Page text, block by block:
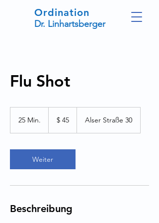
Ordination
Dr. Linhartsberger
Flu Shot
25 Min.
i
n
.
Dollar$ 45 Alser Straße 30
Weiter
Beschreibung